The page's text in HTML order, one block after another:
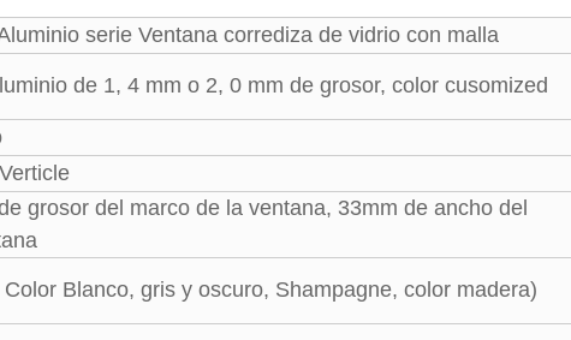
serie Ventana corrediza de vidrio con malla
de 1, 4 mm o 2, 0 mm de grosor, color cusomized
grosor del marco de la ventana, 33mm de ancho del
Blanco, gris y oscuro, Shampagne, color madera)